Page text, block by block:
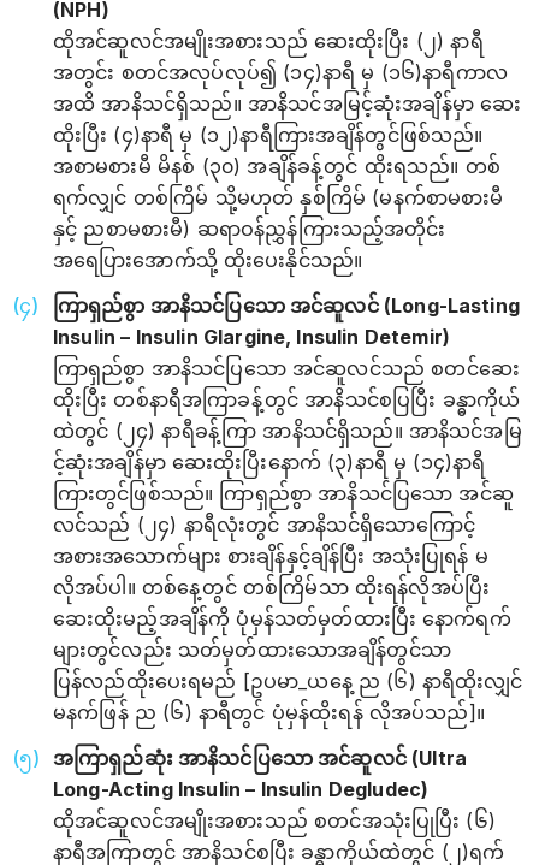
(NPH)
ထိုအင်ဆူလင်အမျိုးအစားသည် ဆေးထိုးပြီး (၂) နာရီ
အတွင်း စတင်အလုပ်လုပ်၍ (၁၄)နာရီ မှ (၁၆)နာရီကာလ
အထိ အာနိသင်ရှိသည်။ အာနိသင်အမြင့်ဆုံးအချိန်မှာ ဆေး
ထိုးပြီး (၄)နာရီ မှ (၁၂)နာရီကြားအချိန်တွင်ဖြစ်သည်။
အစာမစားမီ မိနစ် (၃၀) အချိန်ခန့်တွင် ထိုးရသည်။ တစ်
ရက်လျှင် တစ်ကြိမ် သို့မဟုတ် နှစ်ကြိမ် (မနက်စာမစားမီ
နှင့် ညစာမစားမီ) ဆရာဝန်ညွှန်ကြားသည့်အတိုင်း
အရေပြားအောက်သို့ ထိုးပေးနိုင်သည်။
ကြာရှည်စွာ အာနိသင်ပြသော အင်ဆူလင် (Long-Lasting
Insulin – Insulin Glargine, Insulin Detemir)
ကြာရှည်စွာ အာနိသင်ပြသော အင်ဆူလင်သည် စတင်ဆေး
ထိုးပြီး တစ်နာရီအကြာခန့်တွင် အာနိသင်စပြပြီး ခန္ဓာကိုယ်
ထဲတွင် (၂၄) နာရီခန့်ကြာ အာနိသင်ရှိသည်။ အာနိသင်အမြ
င့်ဆုံးအချိန်မှာ ဆေးထိုးပြီးနောက် (၃)နာရီ မှ (၁၄)နာရီ
ကြားတွင်ဖြစ်သည်။ ကြာရှည်စွာ အာနိသင်ပြသော အင်ဆူ
လင်သည် (၂၄) နာရီလုံးတွင် အာနိသင်ရှိသောကြောင့်
အစားအသောက်များ စားချိန်နှင့်ချိန်ပြီး အသုံးပြုရန် မ
လိုအပ်ပါ။ တစ်နေ့တွင် တစ်ကြိမ်သာ ထိုးရန်လိုအပ်ပြီး
ဆေးထိုးမည့်အချိန်ကို ပုံမှန်သတ်မှတ်ထားပြီး နောက်ရက်
များတွင်လည်း သတ်မှတ်ထား​သောအချိန်တွင်သာ
ပြန်လည်ထိုးပေးရမည် [ဥပမာ_ယနေ့ ည (၆) နာရီထိုးလျှင်
မနက်ဖြန် ည (၆) နာရီတွင် ပုံမှန်ထိုးရန် လိုအပ်သည်]။
အကြာရှည်ဆုံး အာနိသင်ပြသော အင်ဆူလင် (Ultra
Long-Acting Insulin – Insulin Degludec)
ထိုအင်ဆူလင်အမျိုးအစားသည် စတင်အသုံးပြုပြီး (၆)
နာရီအကြာတွင် အာနိသင်စပြီး ခန္ဓာကိုယ်ထဲတွင် (၂)ရက်